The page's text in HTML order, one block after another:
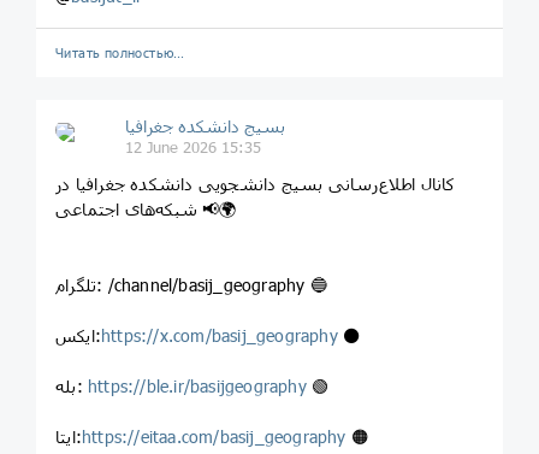
Читать полностью…
بسیج دانشکده‌ جغرافیا
12 June 2026 15:35
کانال اطلاع‌رسانی بسیج دانشجویی دانشکده جغرافیا در
شبکه‌های اجتماعی 📢🌍
تلگرام: /channel/basij_geography 🔵
ایکس:https://x.com/basij_geography⚫
بله: https://ble.ir/basijgeography🟢
ایتا:https://eitaa.com/basij_geography 🟠